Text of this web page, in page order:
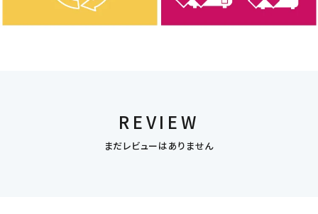
REVIEW
まだレビューはありません